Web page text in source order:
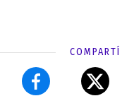
COMPARTÍ